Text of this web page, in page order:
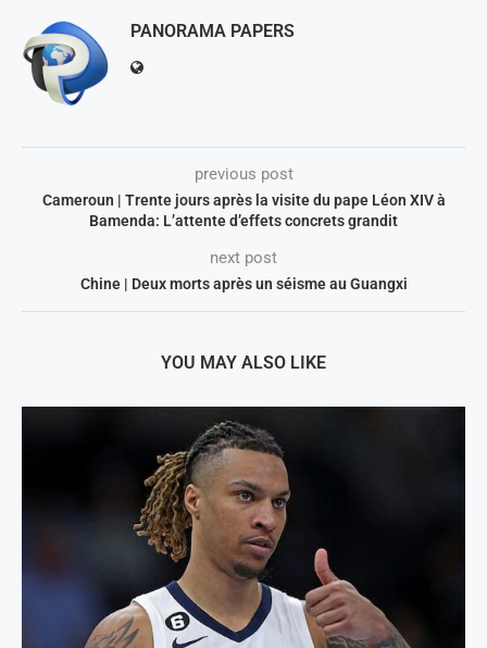
PANORAMA PAPERS
previous post
Cameroun | Trente jours après la visite du pape Léon XIV à
Bamenda: L’attente d’effets concrets grandit
next post
Chine | Deux morts après un séisme au Guangxi
YOU MAY ALSO LIKE